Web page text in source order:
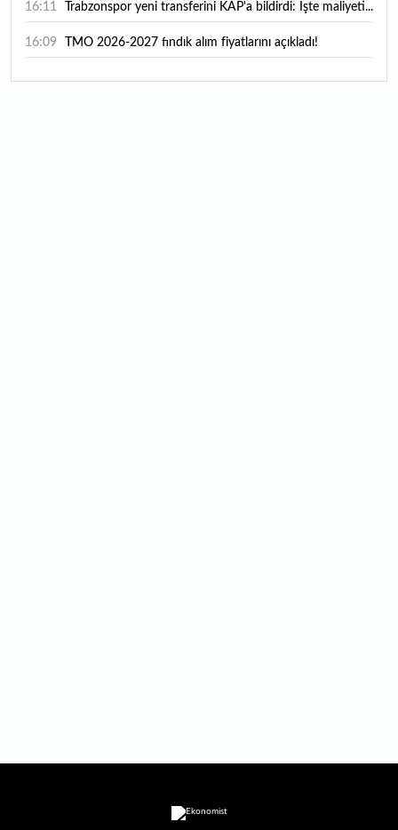
16:11 Trabzonspor yeni transferini KAP'a bildirdi: İşte maliyeti...
16:09 TMO 2026-2027 fındık alım fiyatlarını açıkladı!
15:59 Bankacılık sektörünün toplam mevduatı geriledi